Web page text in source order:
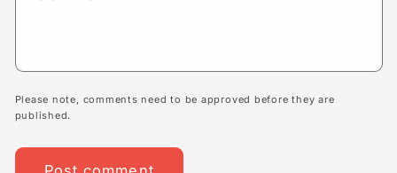
Please note, comments need to be approved before they are
published.